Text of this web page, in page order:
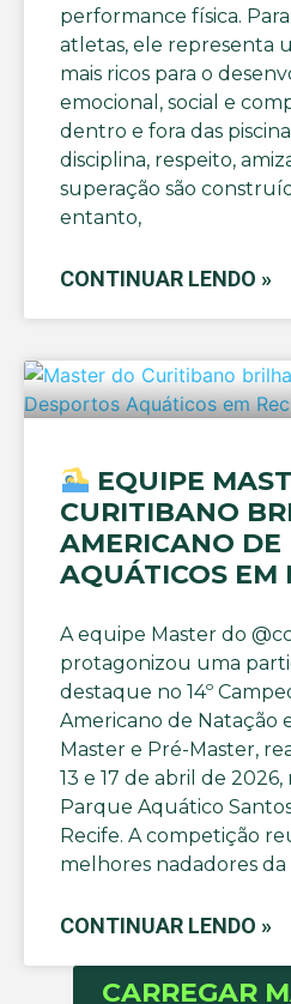
performance física.
atletas, ele representa
mais ricos para o
emocional, social e
dentro e fora das
disciplina, respeito,
superação são
entanto,
CONTINUAR LENDO »
EQUIPE
CURITIBANO
AMERICANO DE
AQUÁTICOS EM
A equipe Master do
protagonizou uma
destaque no 14º
Americano de Natação
Master e Pré-Master,
13 e 17 de abril de 2026,
Parque Aquático
Recife. A competição
melhores nadadores da
CONTINUAR LENDO »
CARREGAR